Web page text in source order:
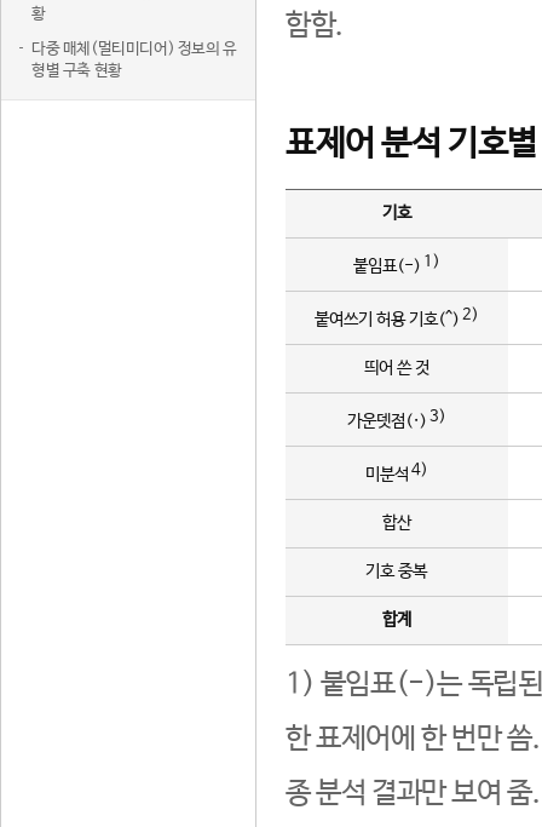
황
다중 매체(멀티미디어) 정보의 유
형별 구축 현황
함함.
표제어 분석 기호
기호
붙임표(-) 1)
붙여쓰기 허용 기호(^) 2)
띄어 쓴 것
가운뎃점(·) 3)
미분석 4)
합산
기호 중복
합계
1) 붙임표(-)는 독립된
한 표제어에 한 번만
종 분석 결과만 보여